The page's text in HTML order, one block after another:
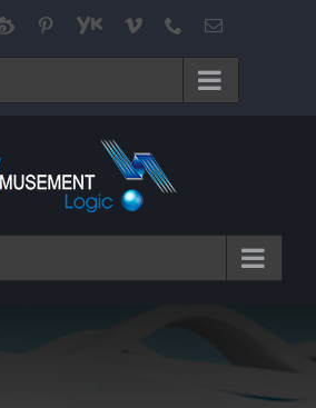
Pinterest
Youku Vimeo Phone电